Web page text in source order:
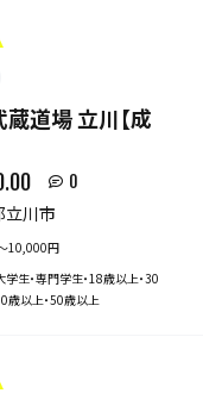
道場 立川【成
0
立川市
10,000円
学生・専門学生・18歳以上・30
歳以上・50歳以上